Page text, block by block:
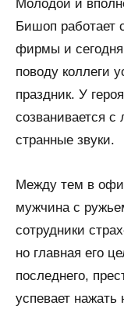
Молодой и
Бишоп работает
фирмы и
поводу коллеги
праздник. У
созванивается
странные звуки.
Между тем в
мужчина с
сотрудники
но главная его
последнего,
успевает